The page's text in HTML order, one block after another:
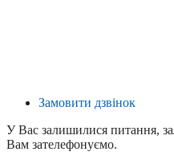
Замовити дзвінок
У Вас залишилися питання,
Вам зателефонуємо.